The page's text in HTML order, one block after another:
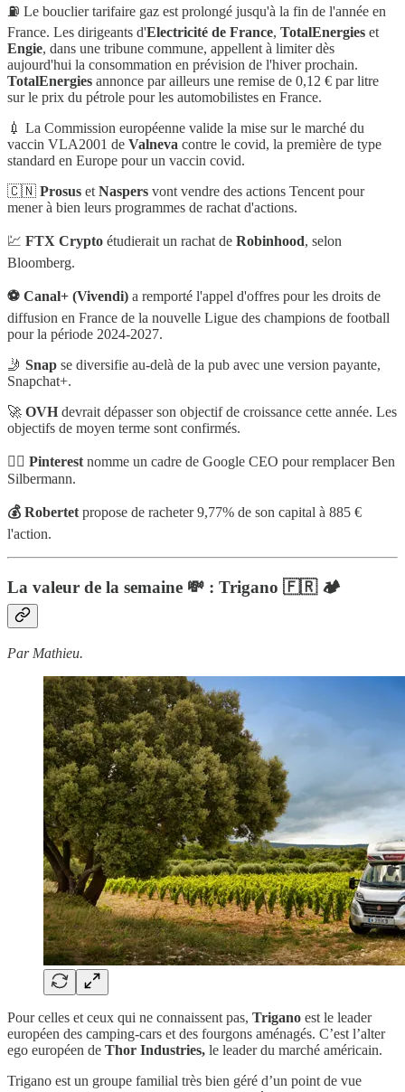
⛽️ Le bouclier tarifaire gaz est prolongé jusqu'à la fin de l'année en
France. Les dirigeants d'Electricité de France, TotalEnergies et
Engie, dans une tribune commune, appellent à limiter dès
aujourd'hui la consommation en prévision de l'hiver prochain.
TotalEnergies annonce par ailleurs une remise de 0,12 € par litre
sur le prix du pétrole pour les automobilistes en France.
💉 La Commission européenne valide la mise sur le marché du
vaccin VLA2001 de Valneva contre le covid, la première de type
standard en Europe pour un vaccin covid.
🇨🇳 Prosus et Naspers vont vendre des actions Tencent pour
mener à bien leurs programmes de rachat d'actions.
💹 FTX Crypto étudierait un rachat de Robinhood, selon
Bloomberg.
⚽️ Canal+ (Vivendi) a remporté l'appel d'offres pour les droits de
diffusion en France de la nouvelle Ligue des champions de football
pour la période 2024-2027.
🤳 Snap se diversifie au-delà de la pub avec une version payante,
Snapchat+.
🚀 OVH devrait dépasser son objectif de croissance cette année. Les
objectifs de moyen terme sont confirmés.
👨‍✈️ Pinterest nomme un cadre de Google CEO pour remplacer Ben
Silbermann.
💰 Robertet propose de racheter 9,77% de son capital à 885 €
l'action.
La valeur de la semaine 💸 : Trigano 🇫🇷 🏕
Par Mathieu.
Pour celles et ceux qui ne connaissent pas, Trigano est le leader
européen des camping-cars et des fourgons aménagés. C’est l’alter
ego européen de Thor Industries, le leader du marché américain.
Trigano est un groupe familial très bien géré d’un point de vue